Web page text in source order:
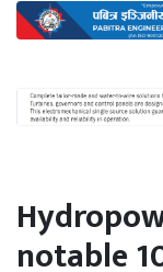
ऊर्जा
दक्षता
खबर
हरित
notable